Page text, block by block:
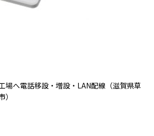
場へ電話移設・増設・LAN配線（滋賀県草
）